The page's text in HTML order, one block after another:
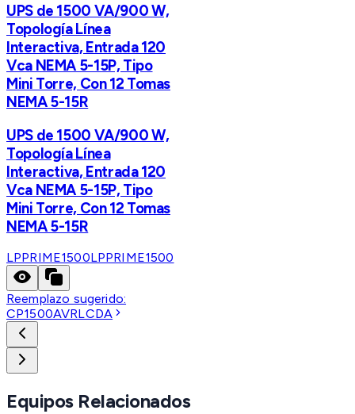
UPS de 1500 VA/900 W,
Topología Línea
Interactiva, Entrada 120
Vca NEMA 5-15P, Tipo
Mini Torre, Con 12 Tomas
NEMA 5-15R
UPS de 1500 VA/900 W,
Topología Línea
Interactiva, Entrada 120
Vca NEMA 5-15P, Tipo
Mini Torre, Con 12 Tomas
NEMA 5-15R
LPPRIME1500LPPRIME1500
Reemplazo sugerido:
CP1500AVRLCDA
Equipos Relacionados